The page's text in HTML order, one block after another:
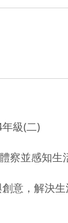
級(二)
察並感知生
意，解決生